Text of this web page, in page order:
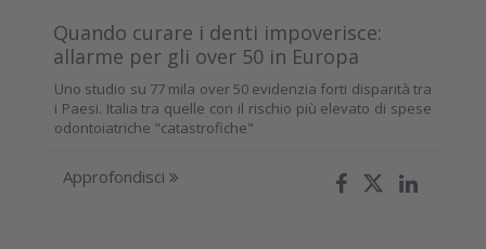
Quando curare i denti impoverisce:
allarme per gli over 50 in Europa
Uno studio su 77 mila over 50 evidenzia forti disparità tra
i Paesi. Italia tra quelle con il rischio più elevato di spese
odontoiatriche "catastrofiche"
Approfondisci